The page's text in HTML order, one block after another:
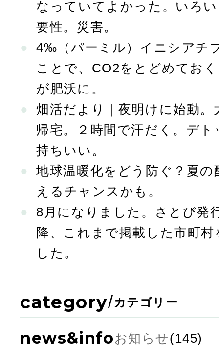
なっていてよかった。いろ
要性。災害。
4‰（パーミル）イニシアチ
ことで、CO2をとどめてお
が肥沃に。
畑活だより｜夜明けに始動
帰宅。２時間で汗だく。デ
持ちいい。
地球温暖化をどう防ぐ？夏
えるチャンスかも。
8月になりました。さとび発
降、これまで掲載した市町
した。
category/カテゴリー
news&infoお知らせ(145)